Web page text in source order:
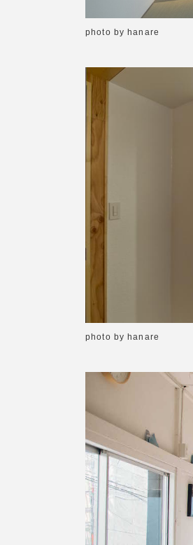
photo by hanare
photo by hanare